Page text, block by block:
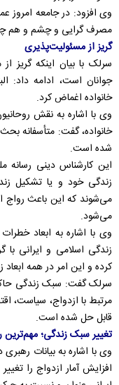
وی افزود: در جامعه امروز
مصرف گرایی و چشم و
گریز از مسئولیت‌پذیری
سرلک با بیان اینکه گریز
جوانان است، ادامه داد:
خانواده اغماض کرد.
وی با اشاره به نقش
خانواده، گفت: متأسفانه
شده است.
این کارشناس دینی رسانه
زندگی خود و یا تشکیل
می‌شوند که این باعث رواج
می‌شود.
وی با اشاره به ابعاد
زندگی اسلامی و ایرانی با
کرده و این امر در همه
سرلک گفت: سبک زندگی
مرتبط با ازدواج، سیاست،
قابل حل شده است.
تغییر سبک زندگی؛ مهم‌ترین
وی با اشاره به بیانات
افزایش آمار ازدواج را